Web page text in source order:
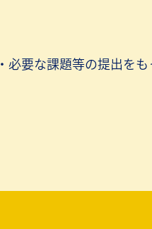
要な課題等の提出を